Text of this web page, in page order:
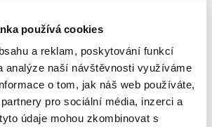
používá cookies
a reklam, poskytování funkcí
analýze naší návštěvnosti využíváme
o tom, jak náš web používáte,
pro sociální média, inzerci a
údaje mohou zkombinovat s
jsou témata, která se po přijetí
zákoníku v roce 2014 stala
v...
Deset let účinnosti